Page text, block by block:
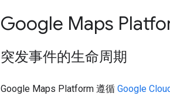
Google Maps
突发事件的生命周期
Google Maps Platform 遵循 Google